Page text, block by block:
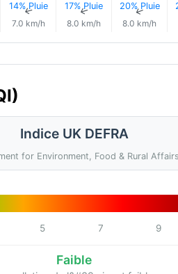
14% Pluie
↑
7.0 km/h
17% Pluie
↑
8.0 km/h
20% Pluie
↑
8.0 km/h
Indice UK DEFRA
for Environment, Food & Rural
5 7 9
Faible